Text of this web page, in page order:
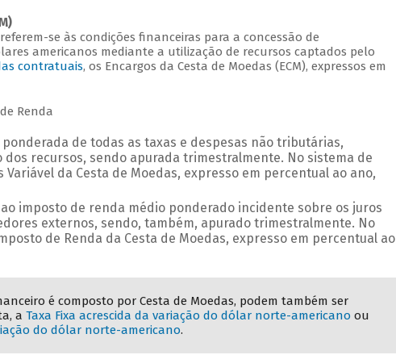
se às condições financeiras para a concessão de
americanos mediante a utilização de recursos captados pelo
contratuais, os Encargos da Cesta de Moedas (ECM), expressos em
Renda
de todas as taxas e despesas não tributárias,
dos recursos, sendo apurada trimestralmente. No sistema de
Variável da Cesta de Moedas, expresso em percentual ao ano,
imposto de renda médio ponderado incidente sobre os juros
externos, sendo, também, apurado trimestralmente. No
de Renda da Cesta de Moedas, expresso em percentual ao
é composto por Cesta de Moedas, podem também ser
a Taxa Fixa acrescida da variação do dólar norte-americano ou
do dólar norte-americano.